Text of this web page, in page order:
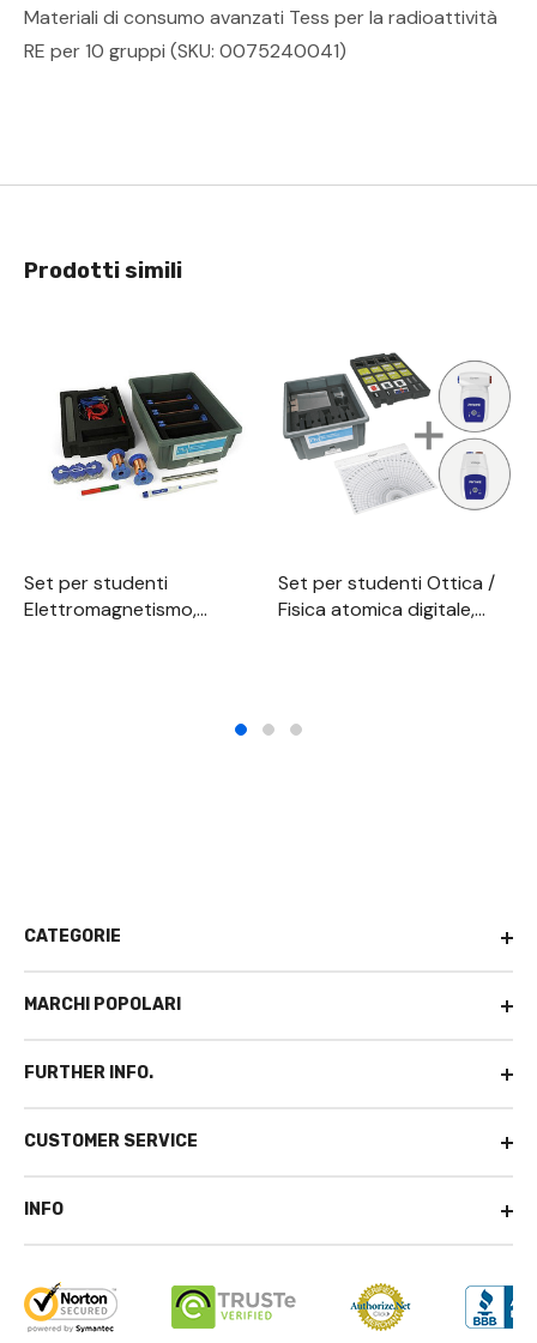
Materiali di consumo avanzati Tess per la radioattività
RE per 10 gruppi (SKU: 0075240041)
Prodotti simili
Set per studenti
Elettromagnetismo,
Set per studenti Ottica /
Fisica atomica digitale,
CATEGORIE
MARCHI POPOLARI
FURTHER INFO.
CUSTOMER SERVICE
INFO